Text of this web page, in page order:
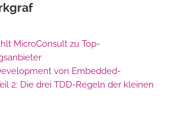
MicroConsult zu Top-
von Embedded-
2: Die drei TDD-Regeln der kleinen